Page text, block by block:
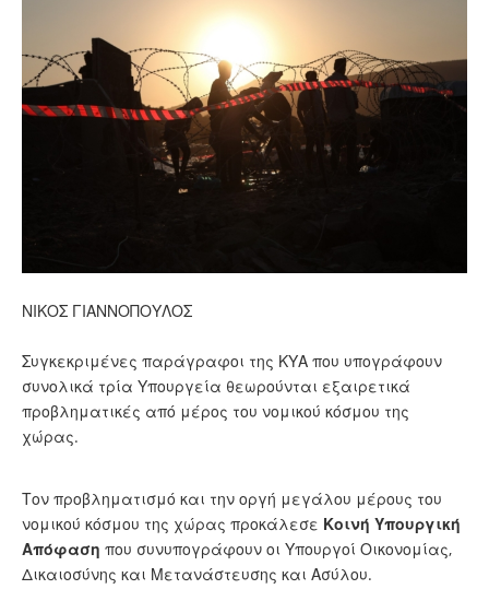
ΝΙΚΟΣ ΓΙΑΝΝΟΠΟΥΛΟΣ
Συγκεκριμένες παράγραφοι της ΚΥΑ που υπογράφουν
συνολικά τρία Υπουργεία θεωρούνται εξαιρετικά
προβληματικές από μέρος του νομικού κόσμου της
χώρας.
Τον προβληματισμό και την οργή μεγάλου μέρους του
νομικού κόσμου της χώρας προκάλεσε Κοινή Υπουργική
Απόφαση που συνυπογράφουν οι Υπουργοί Οικονομίας,
Δικαιοσύνης και Μετανάστευσης και Ασύλου.